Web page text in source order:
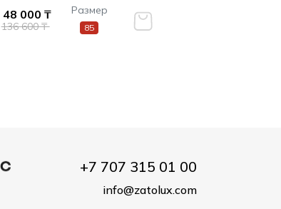
48 000 ₸
136 600 ₸
Размер
85
+7 707 315 01 00
info@zatolux.com